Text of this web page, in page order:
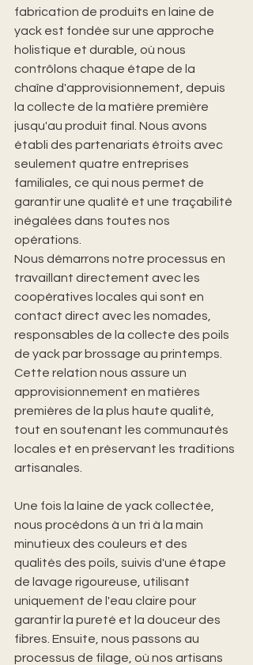
fabrication de produits en laine de
yack est fondée sur une approche
holistique et durable, où nous
contrôlons chaque étape de la
chaîne d'approvisionnement, depuis
la collecte de la matière première
jusqu'au produit final. Nous avons
établi des partenariats étroits avec
seulement quatre entreprises
familiales, ce qui nous permet de
garantir une qualité et une traçabilité
inégalées dans toutes nos
opérations.
Nous démarrons notre processus en
travaillant directement avec les
coopératives locales qui sont en
contact direct avec les nomades,
responsables de la collecte des poils
de yack par brossage au printemps.
Cette relation nous assure un
approvisionnement en matières
premières de la plus haute qualité,
tout en soutenant les communautés
locales et en préservant les traditions
artisanales.
Une fois la laine de yack collectée,
nous procédons à un tri à la main
minutieux des couleurs et des
qualités des poils, suivis d'une étape
de lavage rigoureuse, utilisant
uniquement de l'eau claire pour
garantir la pureté et la douceur des
fibres. Ensuite, nous passons au
processus de filage, où nos artisans